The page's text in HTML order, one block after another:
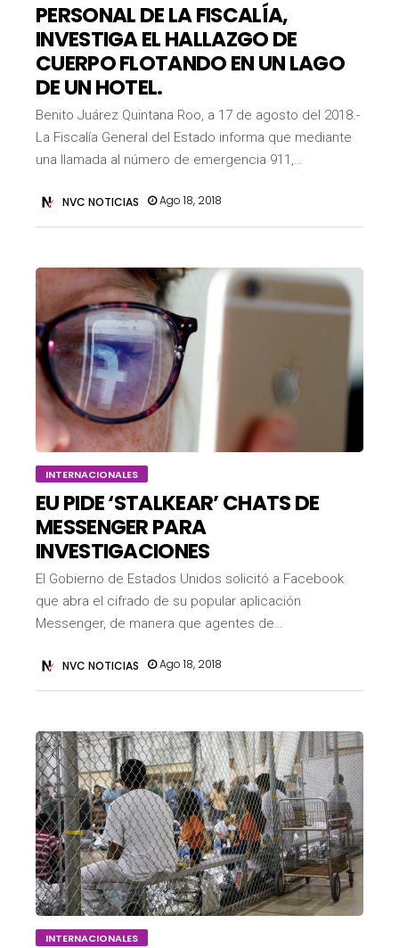
PERSONAL DE LA FISCALÍA,
INVESTIGA EL HALLAZGO DE
CUERPO FLOTANDO EN UN LAGO
DE UN HOTEL.
Benito Juárez Quintana Roo, a 17 de agosto del 2018.-
La Fiscalía General del Estado informa que mediante
una llamada al número de emergencia 911,…
NVC NOTICIAS Ago 18, 2018
INTERNACIONALES
EU PIDE ‘STALKEAR’ CHATS DE
MESSENGER PARA
INVESTIGACIONES
El Gobierno de Estados Unidos solicitó a Facebook
que abra el cifrado de su popular aplicación
Messenger, de manera que agentes de…
NVC NOTICIAS Ago 18, 2018
INTERNACIONALES